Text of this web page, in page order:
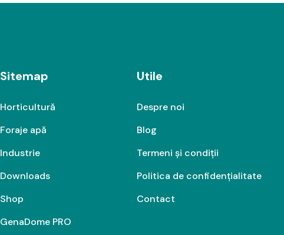
Sitemap
Horticultură
Foraje apă
Industrie
Downloads
Shop
GenaDome PRO
Utile
Despre noi
Blog
Termeni și condiții
Politica de confidențialitate
Contact